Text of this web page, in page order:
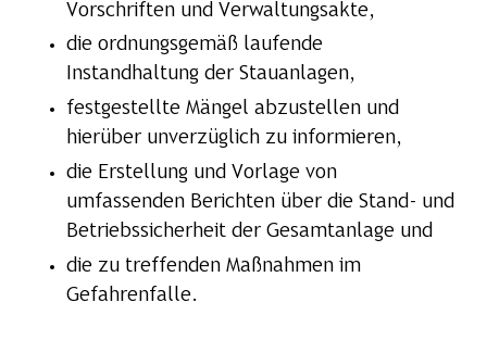
Vorschriften und Verwaltungsakte,
die ordnungsgemäß laufende
Instandhaltung der Stauanlagen,
festgestellte Mängel abzustellen und
hierüber unverzüglich zu informieren,
die Erstellung und Vorlage von
umfassenden Berichten über die Stand- und
Betriebssicherheit der Gesamtanlage und
die zu treffenden Maßnahmen im
Gefahrenfalle.